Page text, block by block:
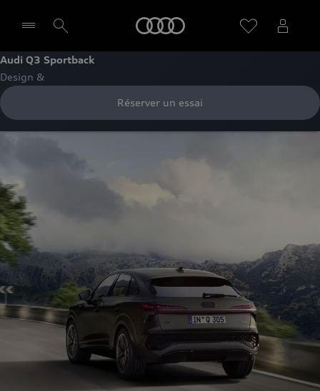
Sélectionner un Partenaire
Audi Q3 Sportback
Design &
Réserver un essai